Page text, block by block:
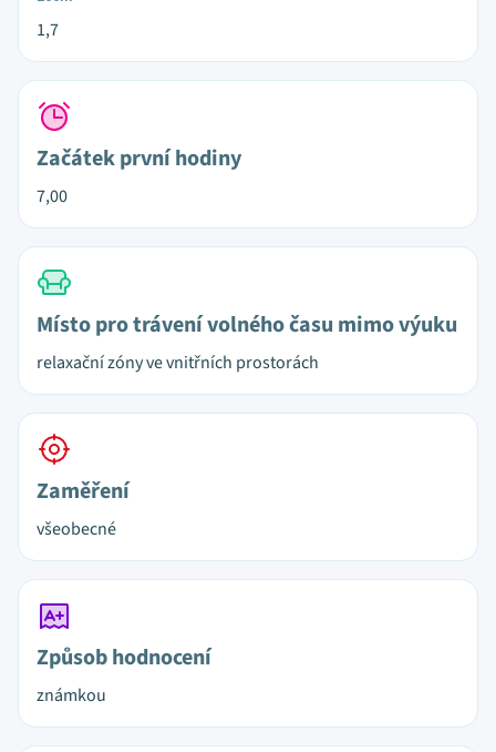
1,7
Začátek první hodiny
7,00
Místo pro trávení volného času mimo výuku
relaxační zóny ve vnitřních prostorách
Zaměření
všeobecné
Způsob hodnocení
známkou